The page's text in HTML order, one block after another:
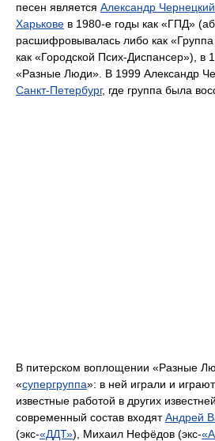
песен является Александр Чернецкий
Харькове в 1980-е годы как «ГПД»
расшифровывалась либо как
как «Городской Псих-Диспансер»), в
«Разные Люди». В 1999 Александр
Санкт-Петербург, где группа была
В питерском воплощении «Разные
«супергруппа»: в ней играли и
известные работой в других
современный состав входятАндрей
(экс-«ДДТ»), Михаил Нефёдов (экс-